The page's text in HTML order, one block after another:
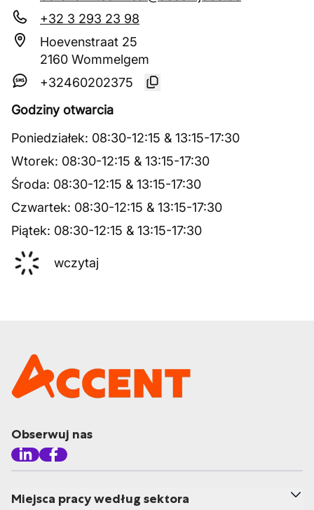
+32 3 293 23 98
Hoevenstraat 25
2160 Wommelgem
+32460202375
Godziny otwarcia
Poniedziałek: 08:30-12:15 & 13:15-17:30
Wtorek: 08:30-12:15 & 13:15-17:30
Środa: 08:30-12:15 & 13:15-17:30
Czwartek: 08:30-12:15 & 13:15-17:30
Piątek: 08:30-12:15 & 13:15-17:30
wczytaj
Obserwuj nas
Miejsca pracy według sektora